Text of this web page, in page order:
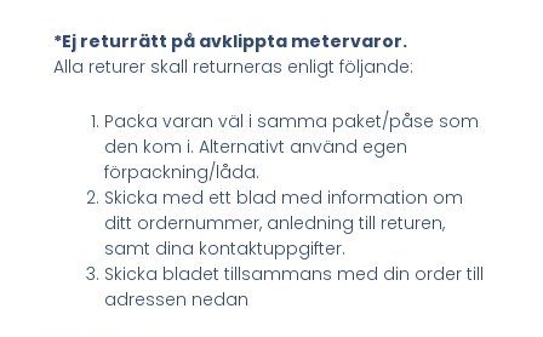
*Ej returrätt på avklippta metervaror.
Alla returer skall returneras enligt följande:
Packa varan väl i samma paket/påse som
den kom i. Alternativt använd egen
förpackning/låda.
Skicka med ett blad med information om
ditt ordernummer, anledning till returen,
samt dina kontaktuppgifter.
Skicka bladet tillsammans med din order till
adressen nedan